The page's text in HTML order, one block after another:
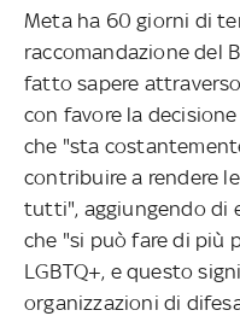
Meta ha 60 giorni di
raccomandazione del
fatto sapere
con favore la
che "sta
contribuire a rendere
tutti", aggiungendo di
che "si può fare di più
LGBTQ+, e questo
organizzazioni di